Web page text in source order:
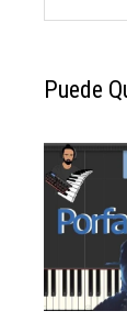
Puede